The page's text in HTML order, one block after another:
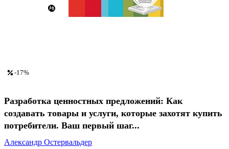
-17%
Разработка ценностных предложений: Как
создавать товары и услуги, которые захотят купить
потребители. Ваш первый шаг...
Александр Остервальдер